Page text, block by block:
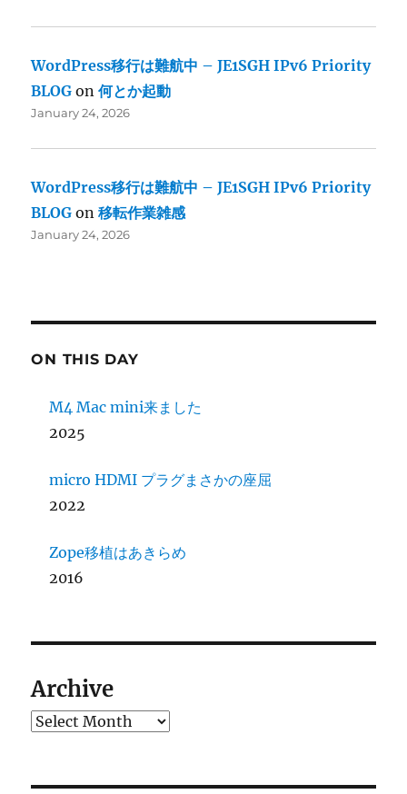
WordPress移行は難航中 – JE1SGH IPv6 Priority
BLOG on何とか起動
January 24, 2026
WordPress移行は難航中 – JE1SGH IPv6 Priority
BLOG on移転作業雑感
January 24, 2026
ON THIS DAY
M4 Mac mini来ました
2025
micro HDMI プラグまさかの座屈
2022
Zope移植はあきらめ
2016
Archive
Archives